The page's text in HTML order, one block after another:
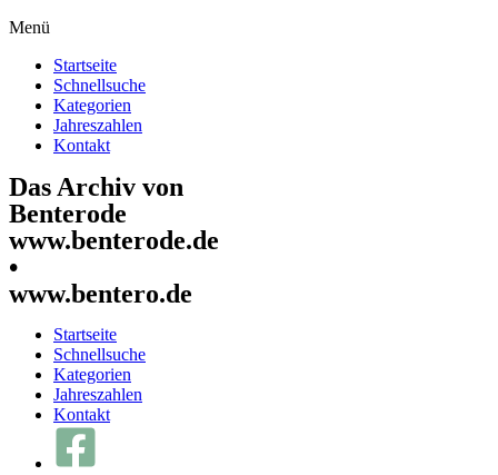
Menü
Startseite
Schnellsuche
Kategorien
Jahreszahlen
Kontakt
Das Archiv von
Benterode
www.benterode.de
•
www.bentero.de
Startseite
Schnellsuche
Kategorien
Jahreszahlen
Kontakt